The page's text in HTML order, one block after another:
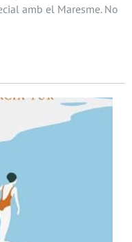
amb el Maresme. No